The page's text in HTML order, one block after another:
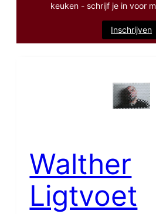
keuken - schrijf je in voor
Inschrijven
Walther
Ligtvoet